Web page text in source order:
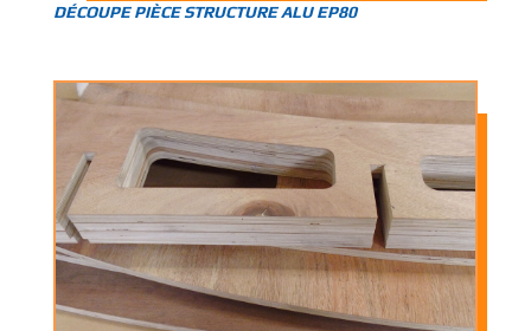
DÉCOUPE PIÈCE STRUCTURE ALU EP80